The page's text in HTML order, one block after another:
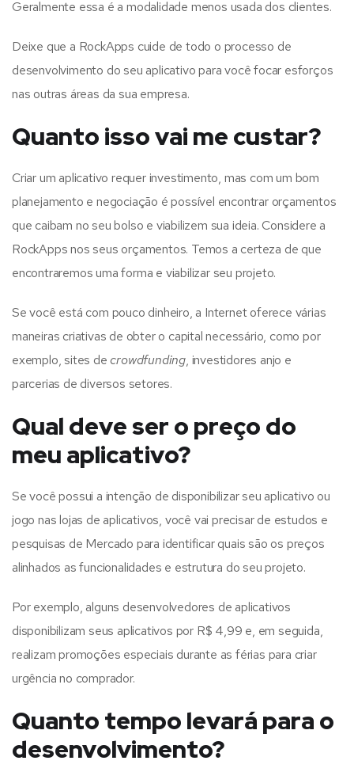
Geralmente essa é a modalidade menos usada dos clientes.
Deixe que a RockApps cuide de todo o processo de
desenvolvimento do seu aplicativo para você focar esforços
nas outras áreas da sua empresa.
Quanto isso vai me custar?
Criar um aplicativo requer investimento, mas com um bom
planejamento e negociação é possível encontrar orçamentos
que caibam no seu bolso e viabilizem sua ideia. Considere a
RockApps nos seus orçamentos. Temos a certeza de que
encontraremos uma forma e viabilizar seu projeto.
Se você está com pouco dinheiro, a Internet oferece várias
maneiras criativas de obter o capital necessário, como por
exemplo, sites decrowdfunding, investidores anjo e
parcerias de diversos setores.
Qual deve ser o preço do
meu aplicativo?
Se você possui a intenção de disponibilizar seu aplicativo ou
jogo nas lojas de aplicativos, você vai precisar de estudos e
pesquisas de Mercado para identificar quais são os preços
alinhados as funcionalidades e estrutura do seu projeto.
Por exemplo, alguns desenvolvedores de aplicativos
disponibilizam seus aplicativos por R$ 4,99 e, em seguida,
realizam promoções especiais durante as férias para criar
urgência no comprador.
Quanto tempo levará para o
desenvolvimento?